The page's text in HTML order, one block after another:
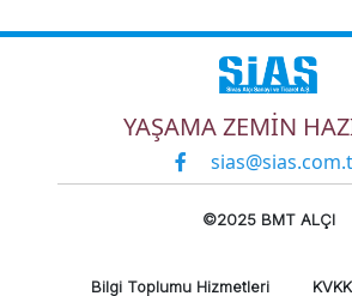
YAŞAMA ZEMİN
©2025 BMT ALÇI
Bilgi Toplumu Hizmetleri KVKK